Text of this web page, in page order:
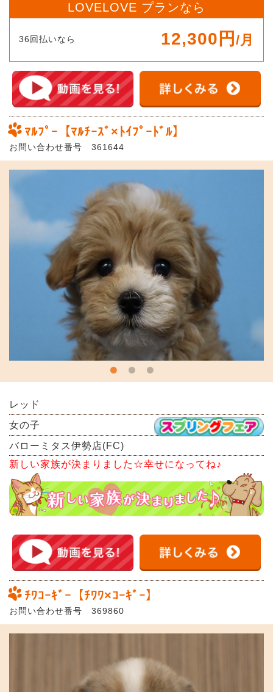
LOVELOVE プランなら
36回払いなら 12,300円 /月
ﾏﾙﾌﾟｰ【ﾏﾙﾁｰｽﾞ×ﾄｲﾌﾟｰﾄﾞﾙ】
お問い合わせ番号 361644
レッド
女の子
バローミタス伊勢店(FC)
新しい家族が決まりました☆幸せになってね♪
ﾁﾜｺｰｷﾞｰ【ﾁﾜﾜ×ｺｰｷﾞｰ】
お問い合わせ番号 369860